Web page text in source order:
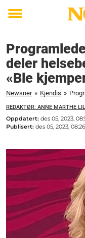
Toggle
deler
«Ble
Newsner » Kjendis »
REDAKTØR: ANNE MARTHE
Oppdatert: des 05, 2023,
Publisert: des 05, 2023, 08:26